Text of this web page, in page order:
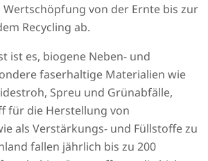
von der Ernte bis zur
Recycling ab.
ist es, biogene Neben- und
faserhaltige Materialien wie
Spreu und Grünabfälle,
für die Herstellung von
als Verstärkungs- und Füllstoffe zu
fallen jährlich bis zu 200